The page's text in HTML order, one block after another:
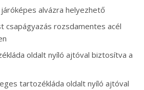
alvázra helyezhető
csapágyazás rozsdamentes acél
oldalt nyíló ajtóval biztosítva a
tartozékláda oldalt nyíló ajtóval